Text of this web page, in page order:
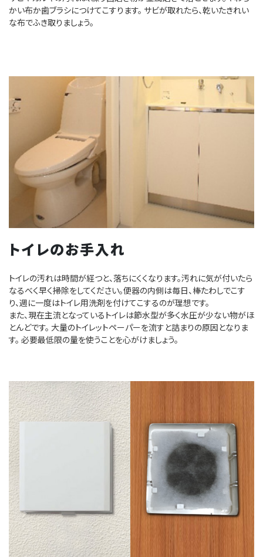
かい布か歯ブラシにつけてこすります。 サビが取れたら、乾いたきれい
な布でふき取りましょう。
トイレのお手入れ
トイレの汚れは時間が経つと、落ちにくくなります。汚れに気が付いたら
なるべく早く掃除をしてください。便器の内側は毎日、棒たわしでこす
り、週に一度はトイレ用洗剤を付けてこするのが理想です。
また、現在主流となっているトイレは節水型が多く水圧が少ない物がほ
とんどです。 大量のトイレットペーパーを流すと詰まりの原因となりま
す。 必要最低限の量を使うことを心がけましょう。